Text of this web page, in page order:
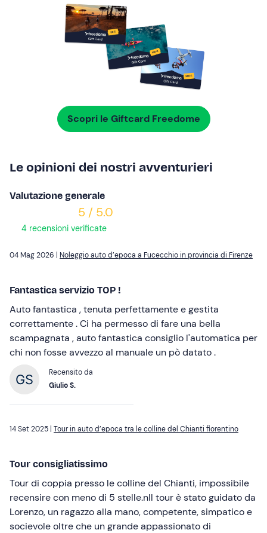
Scopri le Giftcard Freedome
Le opinioni dei nostri avventurieri
Valutazione generale
5 / 5.0
4 recensioni verificate
04 Mag 2026 | Noleggio auto d’epoca a Fucecchio in provincia di Firenze
Fantastica servizio TOP !
Auto fantastica , tenuta perfettamente e gestita
correttamente . Ci ha permesso di fare una bella
scampagnata , auto fantastica consiglio l'automatica per
chi non fosse avvezzo al manuale un pò datato .
Recensito da
Giulio S.
14 Set 2025 | Tour in auto d’epoca tra le colline del Chianti fiorentino
Tour consigliatissimo
Tour di coppia presso le colline del Chianti, impossibile
recensire con meno di 5 stelle.nIl tour è stato guidato da
Lorenzo, un ragazzo alla mano, competente, simpatico e
socievole oltre che un grande appassionato di